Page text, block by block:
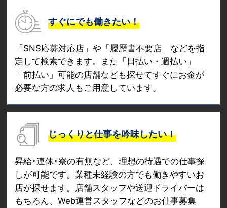
すぐにでも働きたい！
「SNS応募対応店」や「履歴書不要店」などを指
定して検索できます。また「日払い・週払い」
「前払い」可能の店舗なども探せてすぐにお金が
必要な方の求人もご用意しています。
じっくりと仕事を吟味したい！
昇給･連休･寮の有無など、理想の待遇での仕事探
しが可能です。業種未経験の方でも働きやすいお
店が探せます。店舗スタッフや送迎ドライバーは
もちろん、Web運営スタッフなどのお仕事募集